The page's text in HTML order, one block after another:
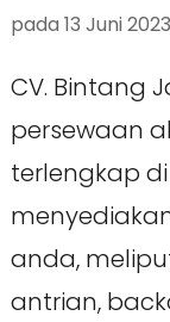
pada 13 Juni 2023
CV. Bintang
persewaan
terlengkap
anda,
antrian,